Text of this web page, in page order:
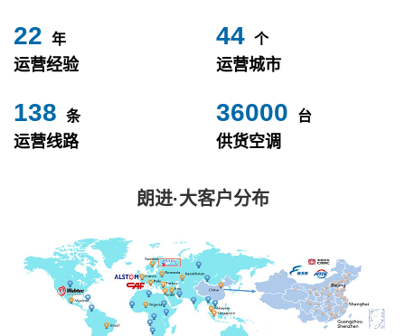
24 年
运营经验
49 个
运营城市
153 条
运营线路
40000 台
供货空调
朗进·大客户分布